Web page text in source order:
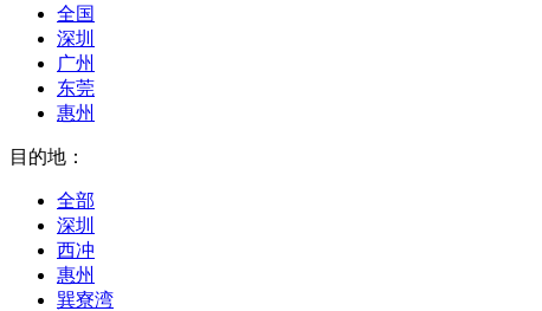
全国
深圳
广州
东莞
惠州
目的地：
全部
深圳
西冲
惠州
巽寮湾